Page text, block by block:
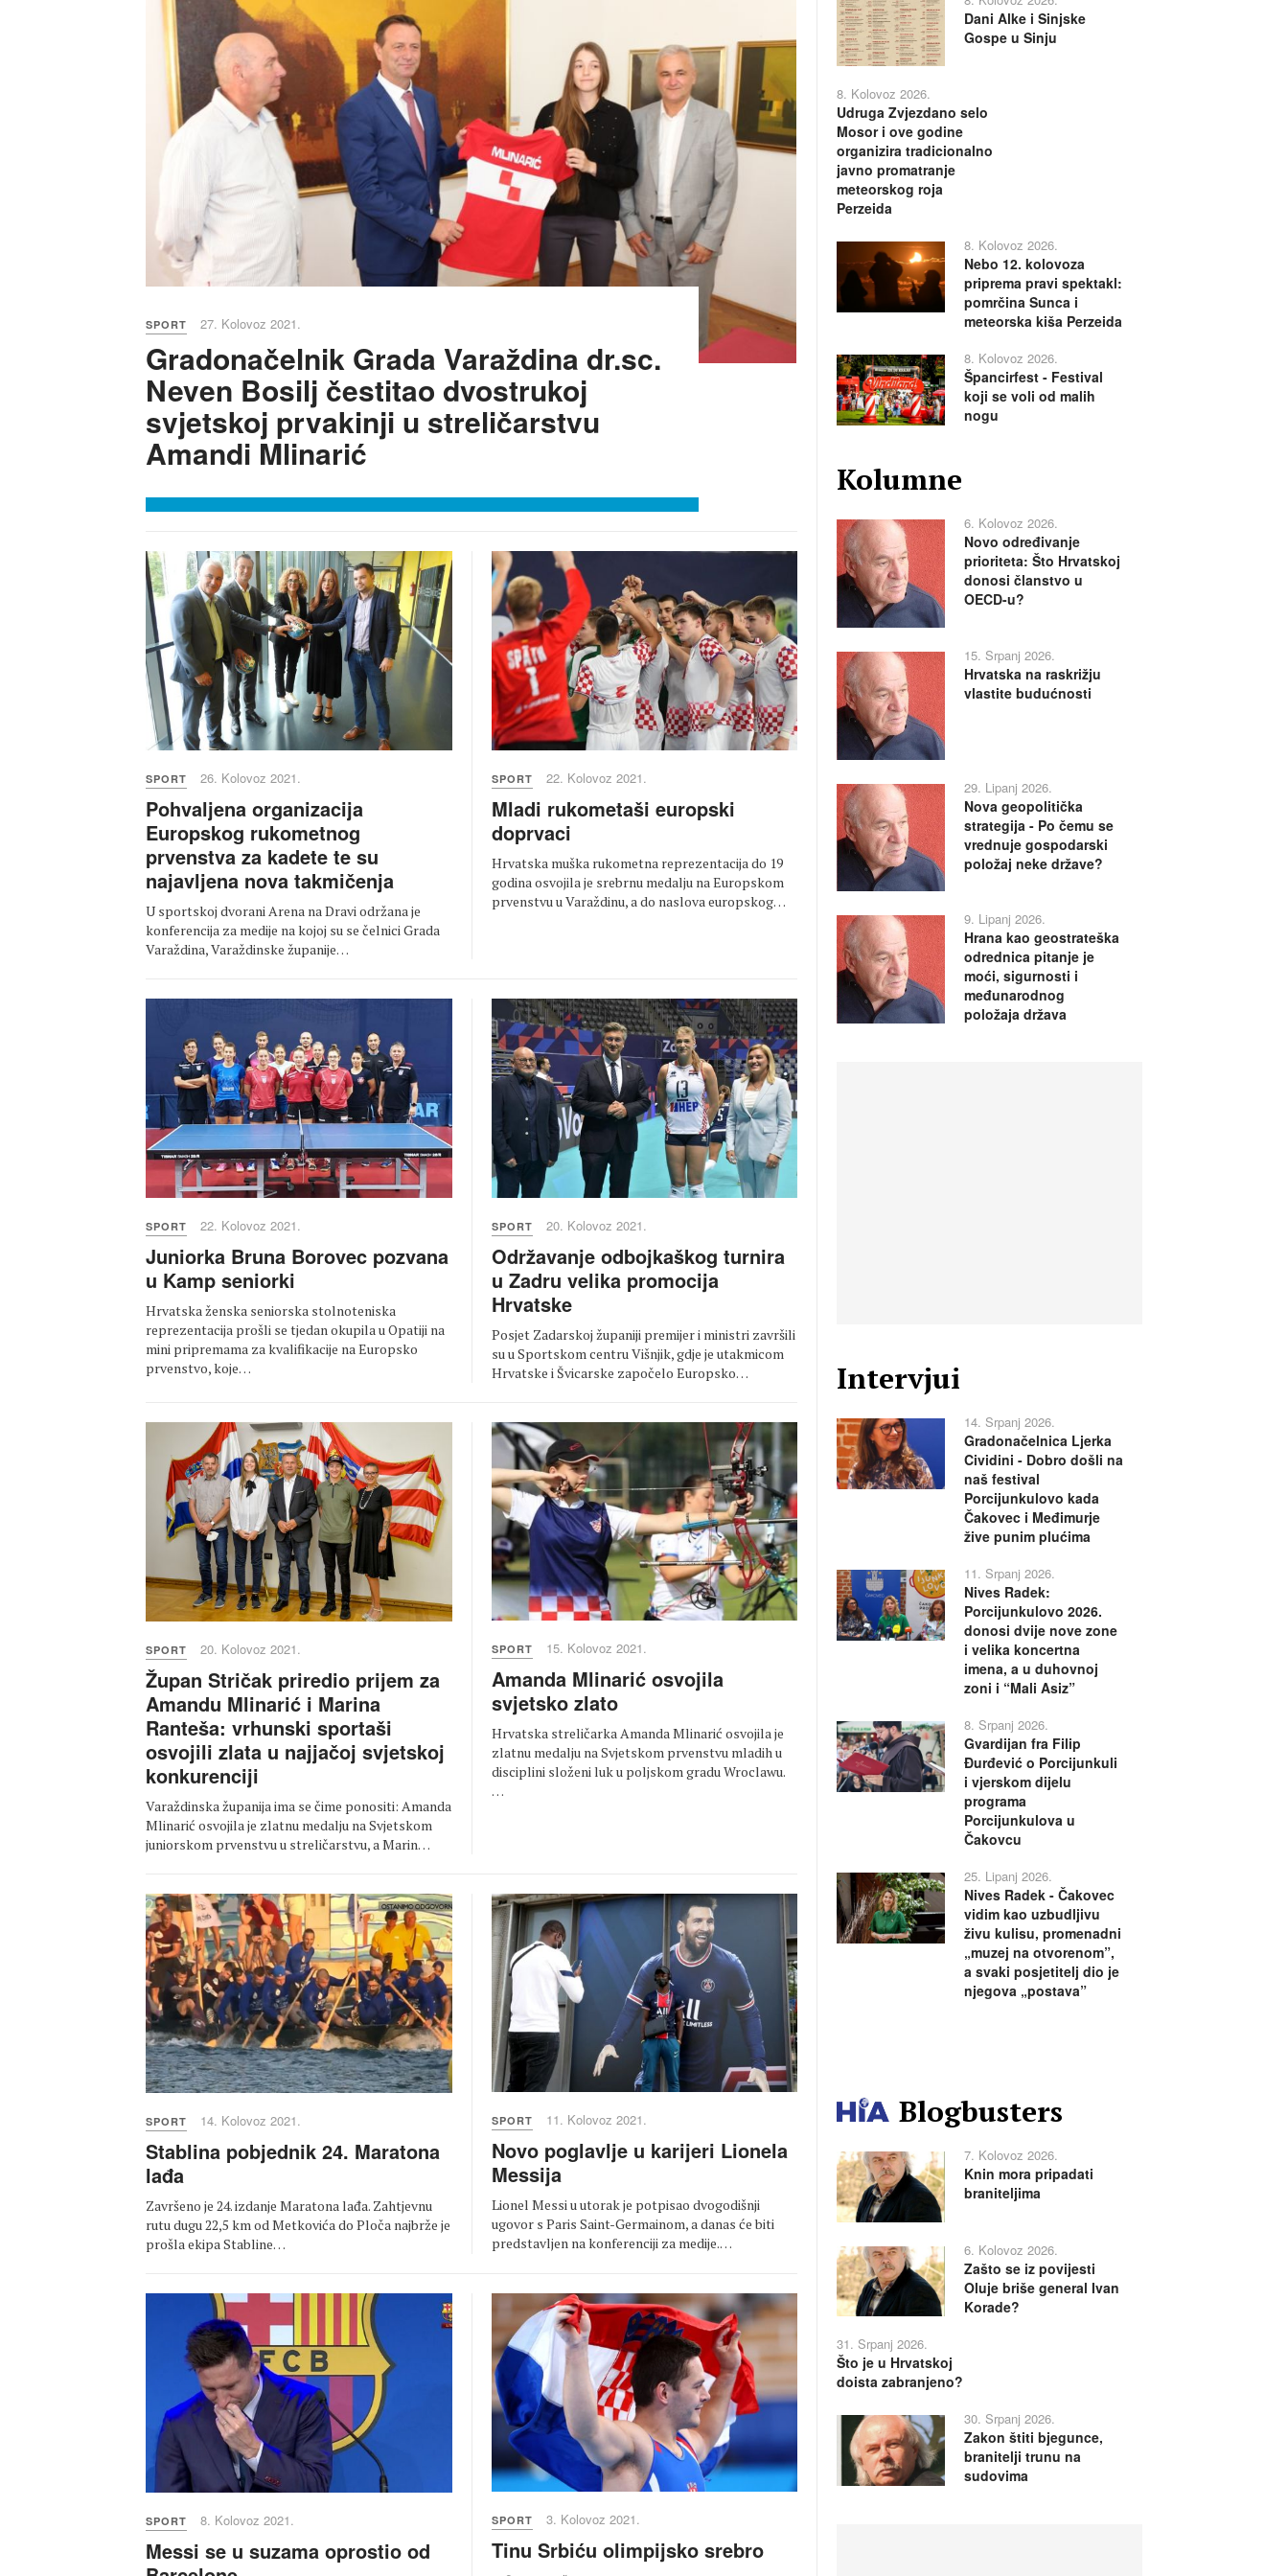
SPORT 27. Kolovoz 2021.
Gradonačelnik Grada Varaždina dr.sc.
Neven Bosilj čestitao dvostrukoj
svjetskoj prvakinji u streličarstvu
Amandi Mlinarić
SPORT 26. Kolovoz 2021.
Pohvaljena organizacija
Europskog rukometnog
prvenstva za kadete te su
najavljena nova takmičenja
U sportskoj dvorani Arena na Dravi održana je
konferencija za medije na kojoj su se čelnici Grada
Varaždina, Varaždinske županije…
SPORT 22. Kolovoz 2021.
Mladi rukometaši europski
doprvaci
Hrvatska muška rukometna reprezentacija do 19
godina osvojila je srebrnu medalju na Europskom
prvenstvu u Varaždinu, a do naslova europskog…
SPORT 22. Kolovoz 2021.
Juniorka Bruna Borovec pozvana
u Kamp seniorki
Hrvatska ženska seniorska stolnoteniska
reprezentacija prošli se tjedan okupila u Opatiji na
mini pripremama za kvalifikacije na Europsko
prvenstvo, koje…
SPORT 20. Kolovoz 2021.
Održavanje odbojkaškog turnira
u Zadru velika promocija
Hrvatske
Posjet Zadarskoj županiji premijer i ministri završili
su u Sportskom centru Višnjik, gdje je utakmicom
Hrvatske i Švicarske započelo Europsko…
SPORT 20. Kolovoz 2021.
Župan Stričak priredio prijem za
Amandu Mlinarić i Marina
Ranteša: vrhunski sportaši
osvojili zlata u najjačoj svjetskoj
konkurenciji
Varaždinska županija ima se čime ponositi: Amanda
Mlinarić osvojila je zlatnu medalju na Svjetskom
juniorskom prvenstvu u streličarstvu, a Marin…
SPORT 15. Kolovoz 2021.
Amanda Mlinarić osvojila
svjetsko zlato
Hrvatska streličarka Amanda Mlinarić osvojila je
zlatnu medalju na Svjetskom prvenstvu mladih u
disciplini složeni luk u poljskom gradu Wroclawu.
…
SPORT 14. Kolovoz 2021.
Stablina pobjednik 24. Maratona
lađa
Završeno je 24. izdanje Maratona lađa. Zahtjevnu
rutu dugu 22,5 km od Metkovića do Ploča najbrže je
prošla ekipa Stabline…
SPORT 11. Kolovoz 2021.
Novo poglavlje u karijeri Lionela
Messija
Lionel Messi u utorak je potpisao dvogodišnji
ugovor s Paris Saint-Germainom, a danas će biti
predstavljen na konferenciji za medije.…
SPORT 8. Kolovoz 2021.
Messi se u suzama oprostio od
SPORT 3. Kolovoz 2021.
Tinu Srbiću olimpijsko srebro
Dani Alke i Sinjske
Gospe u Sinju
8. Kolovoz 2026.
Udruga Zvjezdano selo
Mosor i ove godine
organizira tradicionalno
javno promatranje
meteorskog roja
Perzeida
8. Kolovoz 2026.
Nebo 12. kolovoza
priprema pravi spektakl:
pomrčina Sunca i
meteorska kiša Perzeida
8. Kolovoz 2026.
Špancirfest - Festival
koji se voli od malih
nogu
Kolumne
6. Kolovoz 2026.
Novo određivanje
prioriteta: Što Hrvatskoj
donosi članstvo u
OECD-u?
15. Srpanj 2026.
Hrvatska na raskrižju
vlastite budućnosti
29. Lipanj 2026.
Nova geopolitička
strategija - Po čemu se
vrednuje gospodarski
položaj neke države?
9. Lipanj 2026.
Hrana kao geostrateška
odrednica pitanje je
moći, sigurnosti i
međunarodnog
položaja država
Intervjui
14. Srpanj 2026.
Gradonačelnica Ljerka
Cividini - Dobro došli na
naš festival
Porcijunkulovo kada
Čakovec i Međimurje
žive punim plućima
11. Srpanj 2026.
Nives Radek:
Porcijunkulovo 2026.
donosi dvije nove zone
i velika koncertna
imena, a u duhovnoj
zoni i “Mali Asiz”
8. Srpanj 2026.
Gvardijan fra Filip
Đurđević o Porcijunkuli
i vjerskom dijelu
programa
Porcijunkulova u
Čakovcu
25. Lipanj 2026.
Nives Radek - Čakovec
vidim kao uzbudljivu
živu kulisu, promenadni
„muzej na otvorenom”,
a svaki posjetitelj dio je
njegova „postava”
Blogbusters
7. Kolovoz 2026.
Knin mora pripadati
braniteljima
6. Kolovoz 2026.
Zašto se iz povijesti
Oluje briše general Ivan
Korade?
31. Srpanj 2026.
Što je u Hrvatskoj
doista zabranjeno?
30. Srpanj 2026.
Zakon štiti bjegunce,
branitelji trunu na
sudovima